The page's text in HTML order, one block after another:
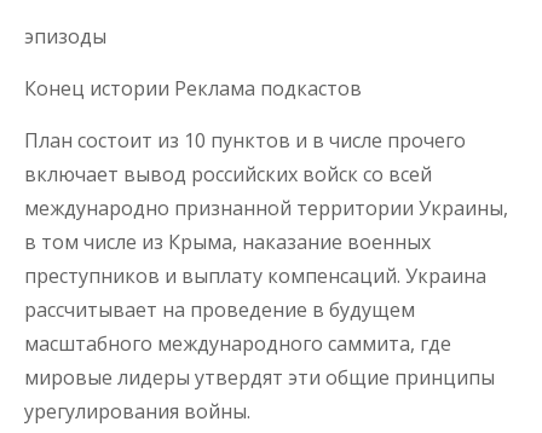
эпизоды
Конец истории Реклама подкастов
План состоит из 10 пунктов и в числе прочего
включает вывод российских войск со всей
международно признанной территории Украины,
в том числе из Крыма, наказание военных
преступников и выплату компенсаций. Украина
рассчитывает на проведение в будущем
масштабного международного саммита, где
мировые лидеры утвердят эти общие принципы
урегулирования войны.